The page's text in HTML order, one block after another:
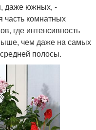
даже южных, -
часть комнатных
где интенсивность
чем даже на самых
полосы.